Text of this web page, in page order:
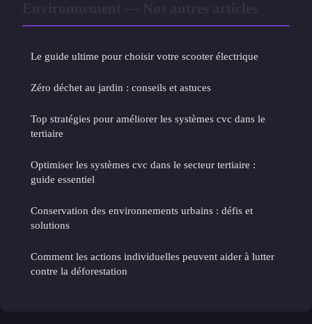
Le guide ultime pour choisir votre scooter électrique
Zéro déchet au jardin : conseils et astuces
Top stratégies pour améliorer les systèmes cvc dans le
tertiaire
Optimiser les systèmes cvc dans le secteur tertiaire :
guide essentiel
Conservation des environnements urbains : défis et
solutions
Comment les actions individuelles peuvent aider à lutter
contre la déforestation